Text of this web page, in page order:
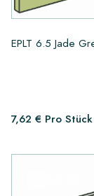
EPLT 6.5 Jade
7,62 € Pro Stück